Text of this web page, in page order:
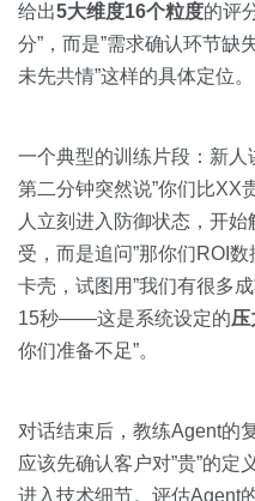
给出5大维度16个粒度的评
分”，而是”需求确认环节缺
未先共情”这样的具体定位。
一个典型的训练片段：新
第二分钟突然说”你们比XX
人立刻进入防御状态，开
受，而是追问”那你们ROI
卡壳，试图用”我们有很多
15秒——这是系统设定的压
你们准备不足”。
对话结束后，教练Agent的
应该先确认客户对”贵”的定
进入技术细节。评估Agent